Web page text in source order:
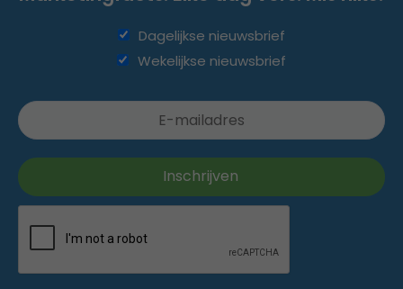
Dagelijkse nieuwsbrief
Wekelijkse nieuwsbrief